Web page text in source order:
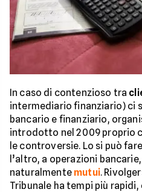
In caso di contenzioso tra
intermediario finanziario) ci
bancario e finanziario,
introdotto nel 2009 proprio
le controversie. Lo si può
l’altro, a operazioni
naturalmente mutui.
Tribunale ha tempi più